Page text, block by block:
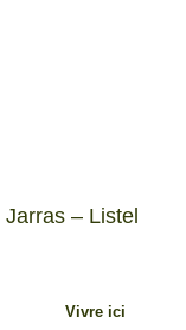
– Listel
Vivre ici